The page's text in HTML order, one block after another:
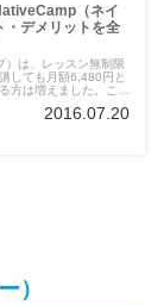
（ネイ
・デメリットを全
）は、レッスン無制限
しても月額6,480円と
方は増えました。ここ
アルを受ける前に要チ
2016.07.20
）